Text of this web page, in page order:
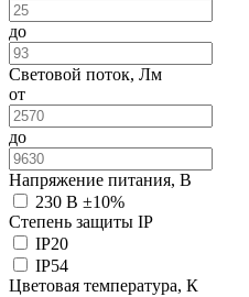
до
Световой поток, Лм
от
до
Напряжение питания, В
230 В ±10%
Степень защиты IP
IP20
IP54
Цветовая температура, К